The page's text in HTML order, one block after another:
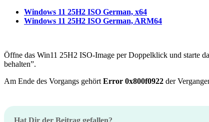
Windows 11 25H2 ISO German, x64
Windows 11 25H2 ISO German, ARM64
Öffne das Win11 25H2 ISO-Image per Doppelklick und starte
behalten”.
Am Ende des Vorgangs gehört Error 0x800f0922 der